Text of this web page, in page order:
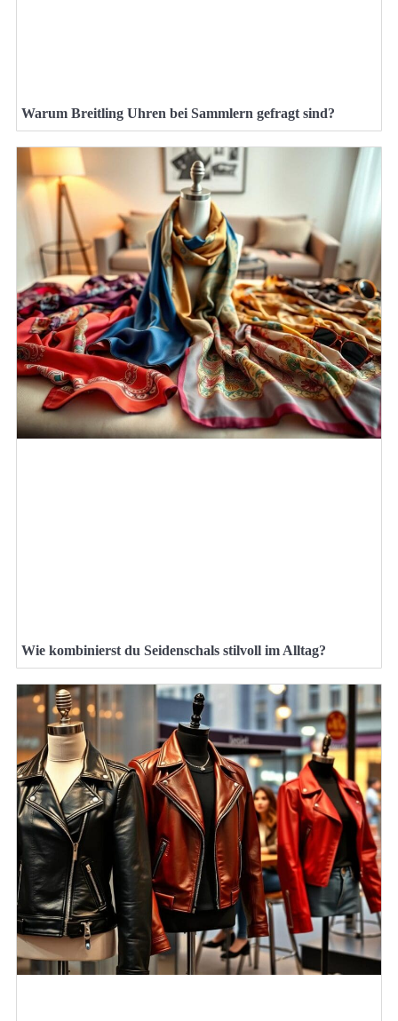
Warum Breitling Uhren bei Sammlern gefragt sind?
Wie kombinierst du Seidenschals stilvoll im Alltag?